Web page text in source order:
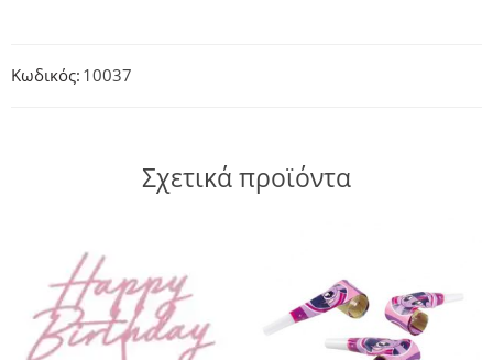
Κωδικός: 10037
Σχετικά προϊόντα